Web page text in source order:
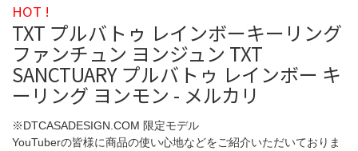
HOT !
TXT プルバトゥ レインボーキーリング
ファンチュン ヨンジュン TXT
SANCTUARY プルバトゥ レインボー キ
ーリング ヨンモン - メルカリ
※DTCASADESIGN.COM 限定モデル
YouTuberの皆様に商品の使い心地などをご紹介いただいておりま